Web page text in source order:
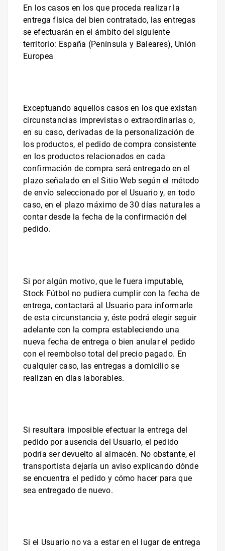
En los casos en los que proceda realizar la
entrega física del bien contratado, las entregas
se efectuarán en el ámbito del siguiente
territorio: España (Península y Baleares), Unión
Europea
Exceptuando aquellos casos en los que existan
circunstancias imprevistas o extraordinarias o,
en su caso, derivadas de la personalización de
los productos, el pedido de compra consistente
en los productos relacionados en cada
confirmación de compra será entregado en el
plazo señalado en el Sitio Web según el método
de envío seleccionado por el Usuario y, en todo
caso, en el plazo máximo de 30 días naturales a
contar desde la fecha de la confirmación del
pedido.
Si por algún motivo, que le fuera imputable,
Stock Fútbol no pudiera cumplir con la fecha de
entrega, contactará al Usuario para informarle
de esta circunstancia y, éste podrá elegir seguir
adelante con la compra estableciendo una
nueva fecha de entrega o bien anular el pedido
con el reembolso total del precio pagado. En
cualquier caso, las entregas a domicilio se
realizan en días laborables.
Si resultara imposible efectuar la entrega del
pedido por ausencia del Usuario, el pedido
podría ser devuelto al almacén. No obstante, el
transportista dejaría un aviso explicando dónde
se encuentra el pedido y cómo hacer para que
sea entregado de nuevo.
Si el Usuario no va a estar en el lugar de entrega